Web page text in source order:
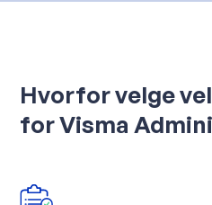
Hvorfor velge
for Visma